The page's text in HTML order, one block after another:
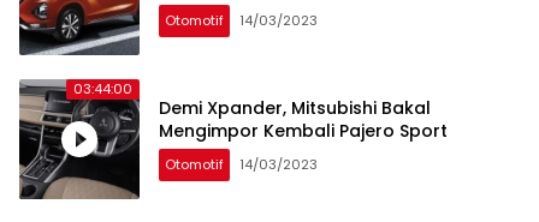
Otomotif 14/03/2023
03:44:00
Demi Xpander, Mitsubishi Bakal
Mengimpor Kembali Pajero Sport
Otomotif 14/03/2023